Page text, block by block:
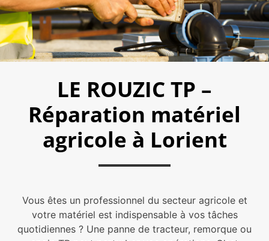
LE ROUZIC TP –
Réparation matériel
agricole à Lorient
Vous êtes un professionnel du secteur agricole et
votre matériel est indispensable à vos tâches
quotidiennes ? Une panne de tracteur, remorque ou